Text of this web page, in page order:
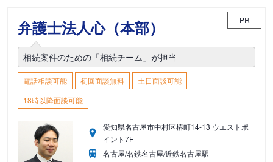
弁護士法人心（本部） PR
相続案件のための「相続チーム」が担当
電話相談可能 初回面談無料
土日面談可能
18時以降面談可能
愛知県名古屋市中村区椿町14-13 ウエストポ
イント7F
名古屋/名鉄名古屋/近鉄名古屋駅